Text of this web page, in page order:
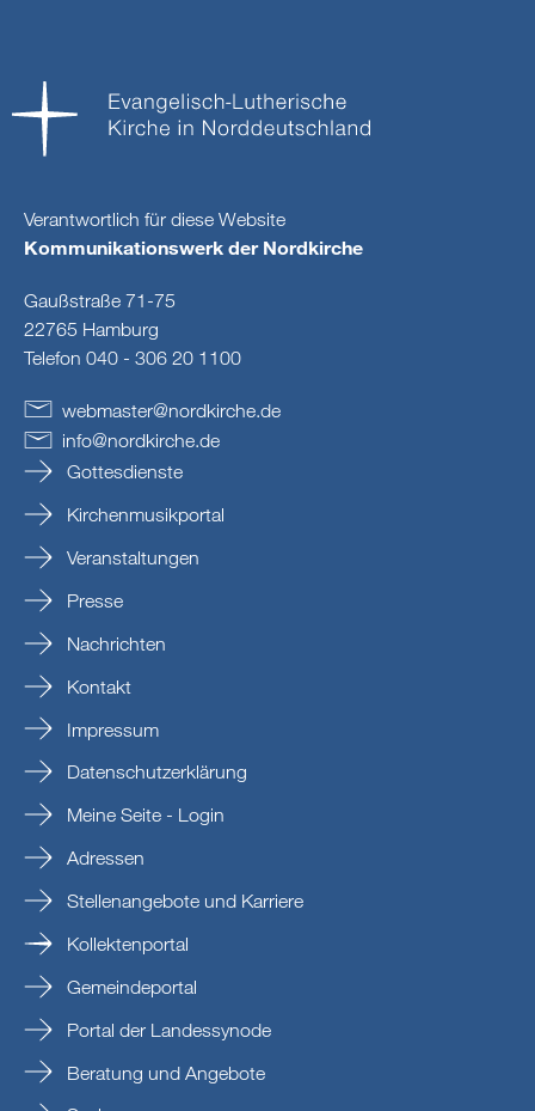
Verantwortlich für diese Website
Kommunikationswerk der Nordkirche
Gaußstraße 71-75
22765 Hamburg
Telefon 040 - 306 20 1100
webmaster@nordkirche de
info@nordkirche.de
Gottesdienste
Kirchenmusikportal
Veranstaltungen
Presse
Nachrichten
Kontakt
Impressum
Datenschutzerklärung
Meine Seite - Login
Adressen
Stellenangebote und Karriere
Kollektenportal
Gemeindeportal
Portal der Landessynode
Beratung und Angebote